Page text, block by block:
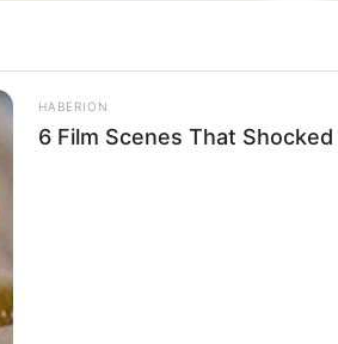
HABERION
6 Film Scenes That